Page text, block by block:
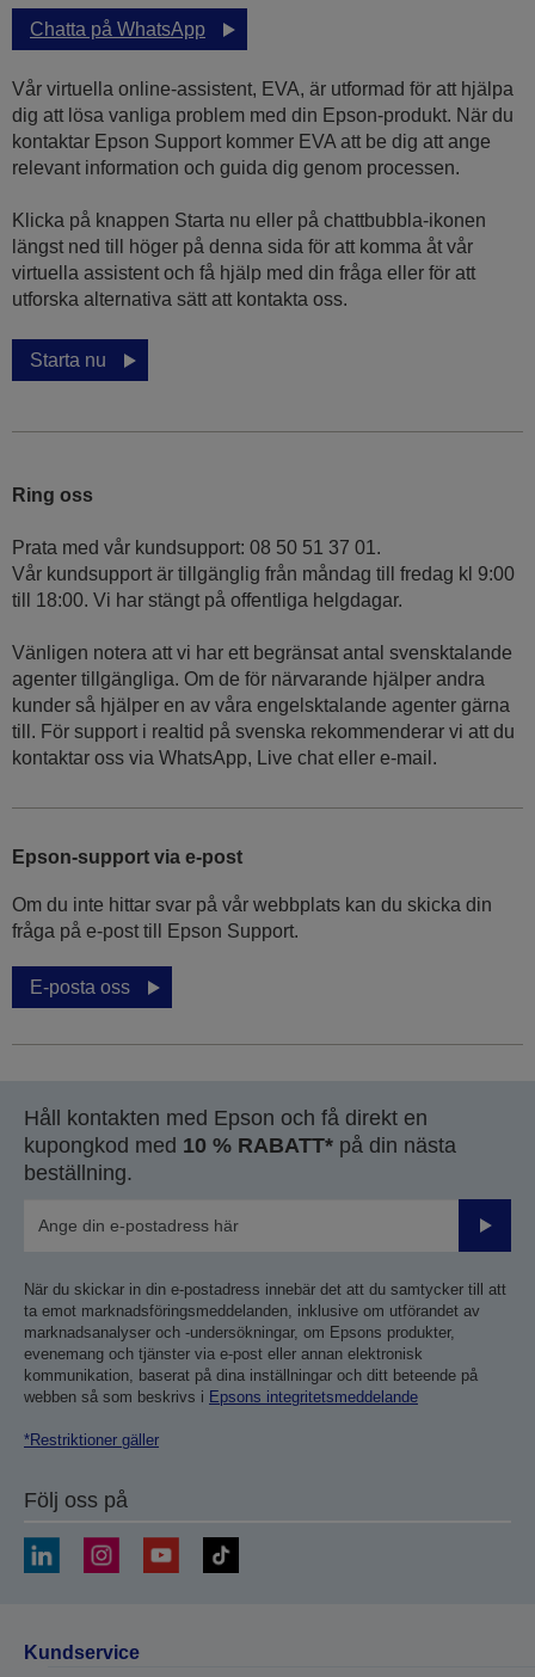
Chatta på WhatsApp
Vår virtuella online-assistent, EVA, är utformad för att hjälpa
dig att lösa vanliga problem med din Epson-produkt. När du
kontaktar Epson Support kommer EVA att be dig att ange
relevant information och guida dig genom processen.
Klicka på knappen Starta nu eller på chattbubbla-ikonen
längst ned till höger på denna sida för att komma åt vår
virtuella assistent och få hjälp med din fråga eller för att
utforska alternativa sätt att kontakta oss.
Starta nu
Ring oss
Prata med vår kundsupport: 08 50 51 37 01.
Vår kundsupport är tillgänglig från måndag till fredag kl 9:00
till 18:00. Vi har stängt på offentliga helgdagar.
Vänligen notera att vi har ett begränsat antal svensktalande
agenter tillgängliga. Om de för närvarande hjälper andra
kunder så hjälper en av våra engelsktalande agenter gärna
till. För support i realtid på svenska rekommenderar vi att du
kontaktar oss via WhatsApp, Live chat eller e-mail.
Epson-support via e-post
Om du inte hittar svar på vår webbplats kan du skicka din
fråga på e-post till Epson Support.
E-posta oss
Håll kontakten med Epson och få direkt en
kupongkod med 10 % RABATT* på din nästa
beställning.
Skicka
När du skickar in din e-postadress innebär det att du samtycker till att
ta emot marknadsföringsmeddelanden, inklusive om utförandet av
marknadsanalyser och -undersökningar, om Epsons produkter,
evenemang och tjänster via e-post eller annan elektronisk
kommunikation, baserat på dina inställningar och ditt beteende på
webben så som beskrivs i Epsons integritetsmeddelande
*Restriktioner gäller
Följ oss på
Kundservice